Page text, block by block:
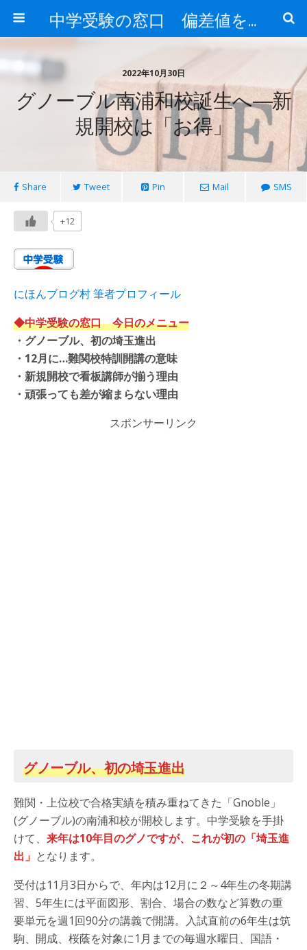
中学受験の窓口 偏差値を上げる勉強法
2022年10月30日
グノーブル南浦和校誕生へ―新
規開校は「お得」
Share Tweet Pin Mail SMS
+12
にほんブログ村 筆者プロフィール
◆中学受験の窓口 今日のメニュー
・ グノーブル、初の埼玉進出
・ 12月に…難関校特訓開講の意味
・ 新規開校で看板講師が揃う理由
・頑張っても差が縮まらない理由
スポンサーリンク
グノーブル、初の埼玉進出
難関・上位校で合格実績を積み重ねてきた「Gnoble」
(グノーブル)の南浦和校が開校します。中学受験を手掛
けて、 来年は10年目のグノですが、これが初の「埼玉進
出」 となります。
受付は11月3日からで、年内は12月に２～4年生の冬期講
習、5年生には平面図形、割合、場合の数など算数の重
要単元を週1回90分の講義で開講。入試直前の6年生は筑
駒、開成、桜蔭を対象に1月までの毎週水曜日、国語・